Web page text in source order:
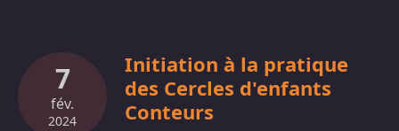
7
fév.
2024
Initiation à la pratique
des Cercles d'enfants
Conteurs